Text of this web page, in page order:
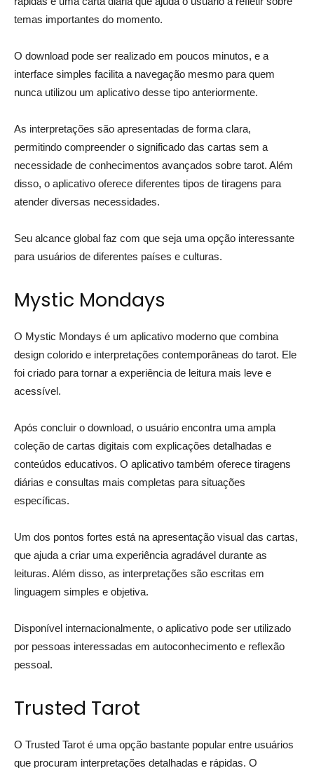
temas importantes do momento.
O download pode ser realizado em poucos minutos, e a
interface simples facilita a navegação mesmo para quem
nunca utilizou um aplicativo desse tipo anteriormente.
As interpretações são apresentadas de forma clara,
permitindo compreender o significado das cartas sem a
necessidade de conhecimentos avançados sobre tarot. Além
disso, o aplicativo oferece diferentes tipos de tiragens para
atender diversas necessidades.
Seu alcance global faz com que seja uma opção interessante
para usuários de diferentes países e culturas.
Mystic Mondays
O Mystic Mondays é um aplicativo moderno que combina
design colorido e interpretações contemporâneas do tarot. Ele
foi criado para tornar a experiência de leitura mais leve e
acessível.
Após concluir o download, o usuário encontra uma ampla
coleção de cartas digitais com explicações detalhadas e
conteúdos educativos. O aplicativo também oferece tiragens
diárias e consultas mais completas para situações
específicas.
Um dos pontos fortes está na apresentação visual das cartas,
que ajuda a criar uma experiência agradável durante as
leituras. Além disso, as interpretações são escritas em
linguagem simples e objetiva.
Disponível internacionalmente, o aplicativo pode ser utilizado
por pessoas interessadas em autoconhecimento e reflexão
pessoal.
Trusted Tarot
O Trusted Tarot é uma opção bastante popular entre usuários
que procuram interpretações detalhadas e rápidas. O